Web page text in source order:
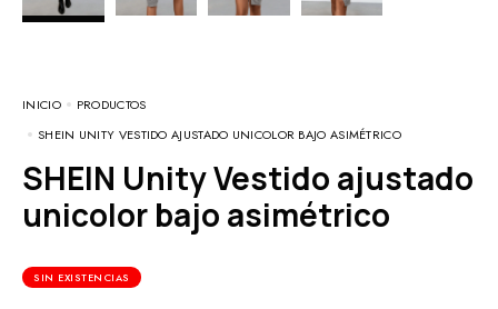
INICIO
PRODUCTOS
SHEIN UNITY VESTIDO AJUSTADO UNICOLOR BAJO ASIMÉTRICO
SHEIN Unity Vestido ajustado
unicolor bajo asimétrico
SIN EXISTENCIAS